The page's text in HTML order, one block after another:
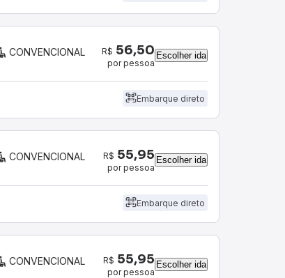
CONVENCIONAL R$ 56,50
por pessoa
Escolher ida
Embarque direto
CONVENCIONAL R$ 55,95
por pessoa
Escolher ida
Embarque direto
CONVENCIONAL R$ 55,95
por pessoa
Escolher ida